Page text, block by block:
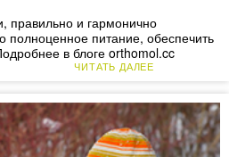
правильно и гармонично
полноценное питание, обеспечить
в блоге orthomol.cc
ЧИТАТЬ ДАЛЕЕ